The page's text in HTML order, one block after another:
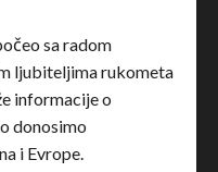
sa radom
ljubiteljima rukometa
informacije o
donosimo
i Evrope.